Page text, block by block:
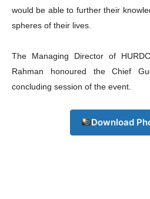
would be able to further their
spheres of their lives.
The Managing Director of
Rahman honoured the Chief
concluding session of the event.
Download